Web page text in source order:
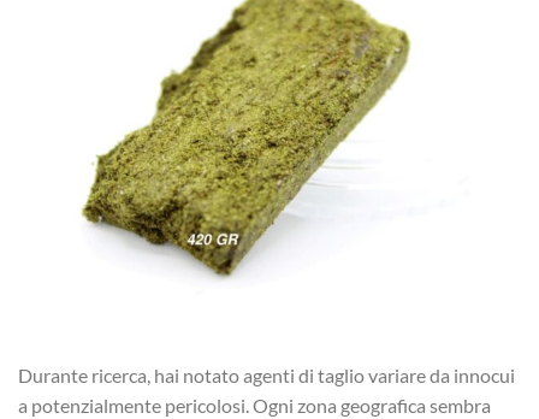
Durante ricerca, hai notato agenti di taglio variare da innocui
a potenzialmente pericolosi. Ogni zona geografica sembra